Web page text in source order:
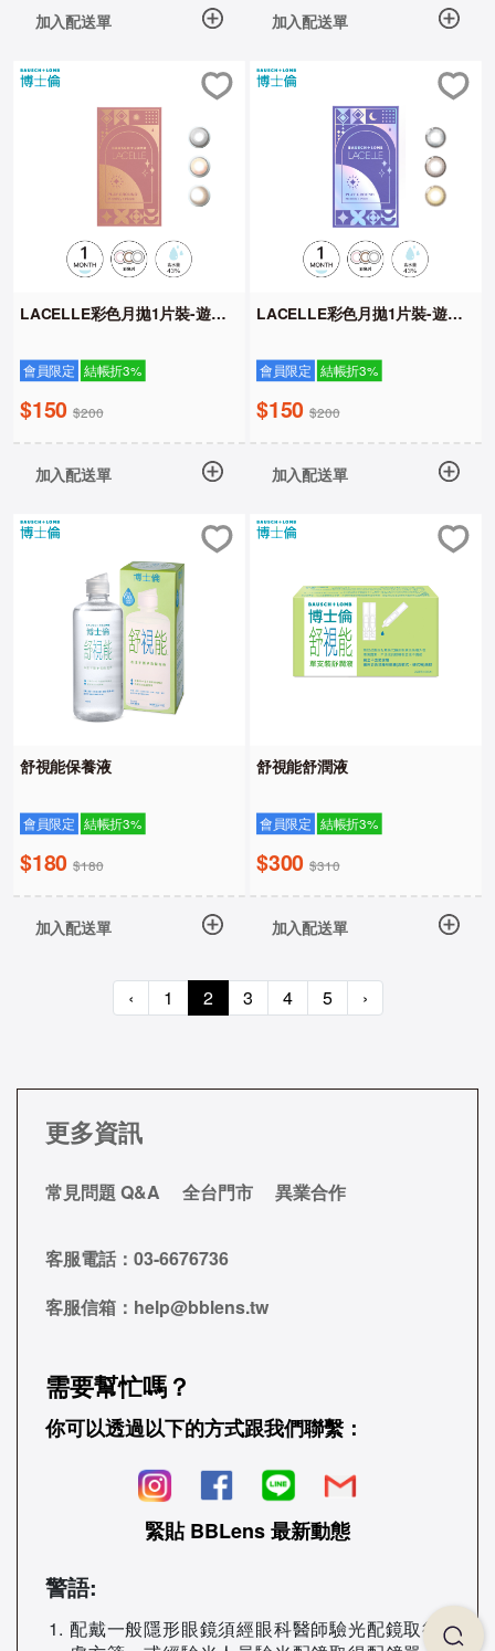
加入配送單 加入配送單
LACELLE彩色月拋1片裝-遊樂
會員限定 結帳折3%
$150 $200
加入配送單
LACELLE彩色月拋1片裝-遊樂
會員限定 結帳折3%
$150 $200
加入配送單
舒視能保養液
會員限定 結帳折3%
$180 $180
加入配送單
舒視能舒潤液
會員限定 結帳折3%
$300 $310
加入配送單
‹ 1 2 3 4 5 ›
更多資訊
常見問題 Q&A 全台門市 異業合作
客服電話： 03-6676736
客服信箱： help@bblens.tw
需要幫忙嗎？
你可以透過以下的方式跟我們聯繫：
緊貼 BBLens 最新動態
警語:
配戴一般隱形眼鏡須經眼科醫師驗光配鏡取得